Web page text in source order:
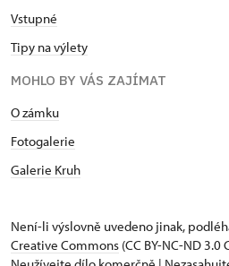
Vstupné
Tipy na výlety
MOHLO BY VÁS ZAJÍMAT
O zámku
Fotogalerie
Galerie Kruh
Není-li výslovně uvedeno jinak,
Creative Commons (CC BY-NC-ND